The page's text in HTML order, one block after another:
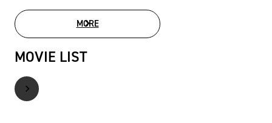
MOREPHOTO GALLERY
MOVIE LIST